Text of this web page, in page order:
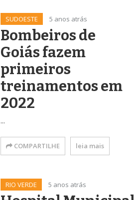
SUDOESTE 5 anos atrás
Bombeiros de
Goiás fazem
primeiros
treinamentos em
2022
...
COMPARTILHE leia mais
RIO VERDE 5 anos atrás